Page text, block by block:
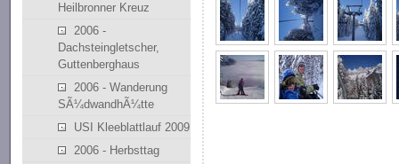
Heilbronner Kreuz
2006 -
Dachsteingletscher,
Guttenberghaus
2006 - Wanderung
SÃ¼dwandhÃ¼tte
USI Kleeblattlauf 2009
2006 - Herbsttag